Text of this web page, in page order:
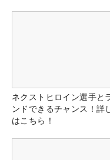
ネクストヒロイン選手と
ンドできるチャンス！詳
はこちら！